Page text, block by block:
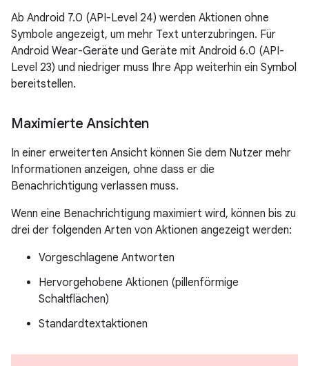
Ab Android 7.0 (API-Level 24) werden Aktionen ohne
Symbole angezeigt, um mehr Text unterzubringen. Für
Android Wear-Geräte und Geräte mit Android 6.0 (API-
Level 23) und niedriger muss Ihre App weiterhin ein Symbol
bereitstellen.
Maximierte Ansichten
In einer erweiterten Ansicht können Sie dem Nutzer mehr
Informationen anzeigen, ohne dass er die
Benachrichtigung verlassen muss.
Wenn eine Benachrichtigung maximiert wird, können bis zu
drei der folgenden Arten von Aktionen angezeigt werden:
Vorgeschlagene Antworten
Hervorgehobene Aktionen (pillenförmige
Schaltflächen)
Standardtextaktionen